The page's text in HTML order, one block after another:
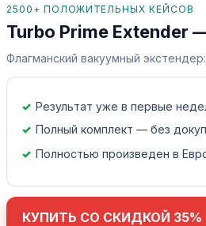
2500+ ПОЛОЖИТЕЛЬНЫХ КЕЙСОВ
Turbo Prime Extender
Флагманский вакуумный
Результат уже в первые
Полный комплект — без
Полностью произведен в
КУПИТЬ СО СКИДКОЙ 35%